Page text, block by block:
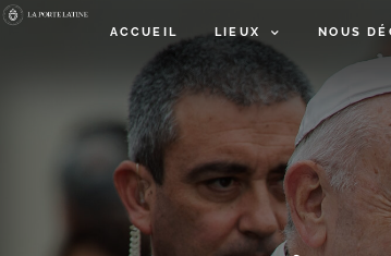
ACCUEIL LIEUX NOUS